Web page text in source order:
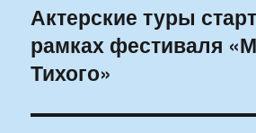
Следующая
запись:
Актерские туры
рамках фестиваля
Тихого»